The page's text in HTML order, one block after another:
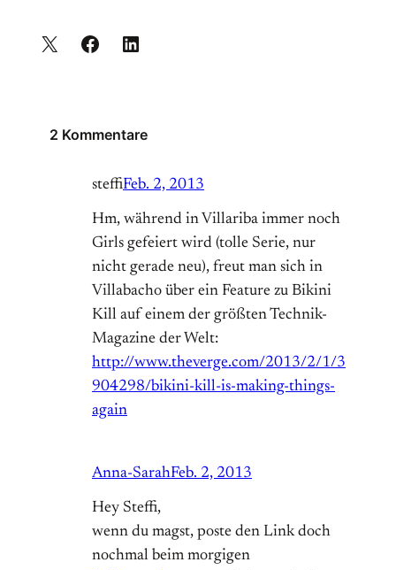
2 Kommentare
steffiFeb. 2, 2013
Hm, während in Villariba immer noch
Girls gefeiert wird (tolle Serie, nur
nicht gerade neu), freut man sich in
Villabacho über ein Feature zu Bikini
Kill auf einem der größten Technik-
Magazine der Welt:
http://www.theverge.com/2013/2/1/3
904298/bikini-kill-is-making-things-
again
Anna-SarahFeb. 2, 2013
Hey Steffi,
wenn du magst, poste den Link doch
nochmal beim morgigen